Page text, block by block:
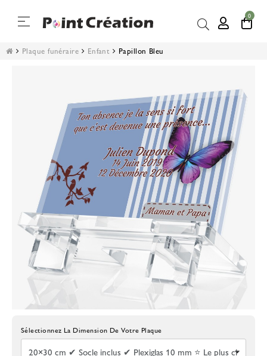
Basculer
navigation
☰ 0
Plaque funéraire Enfant Papillon Bleu
Choisissez La Taille De La Plaque